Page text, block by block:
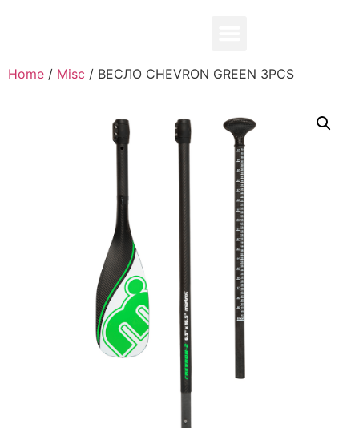
Home / Misc / ВЕСЛО CHEVRON GREEN 3PCS